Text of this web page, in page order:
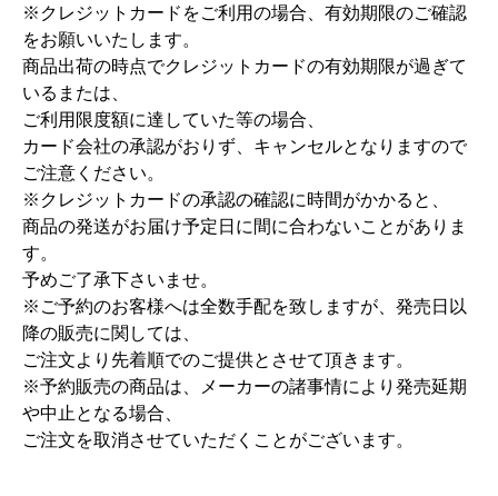
※クレジットカードをご利用の場合、有効期限のご確認
をお願いいたします。
商品出荷の時点でクレジットカードの有効期限が過ぎて
いるまたは、
ご利用限度額に達していた等の場合、
カード会社の承認がおりず、キャンセルとなりますので
ご注意ください。
※クレジットカードの承認の確認に時間がかかると、
商品の発送がお届け予定日に間に合わないことがありま
す。
予めご了承下さいませ。
※ご予約のお客様へは全数手配を致しますが、発売日以
降の販売に関しては、
ご注文より先着順でのご提供とさせて頂きます。
※予約販売の商品は、メーカーの諸事情により発売延期
や中止となる場合、
ご注文を取消させていただくことがございます。